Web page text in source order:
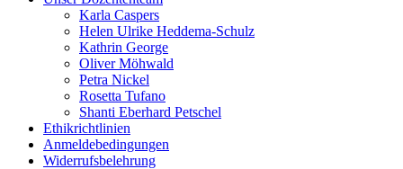
Karla Caspers
Helen Ulrike Heddema-Schulz
Kathrin George
Oliver Möhwald
Petra Nickel
Rosetta Tufano
Shanti Eberhard Petschel
Ethikrichtlinien
Anmeldebedingungen
Widerrufsbelehrung